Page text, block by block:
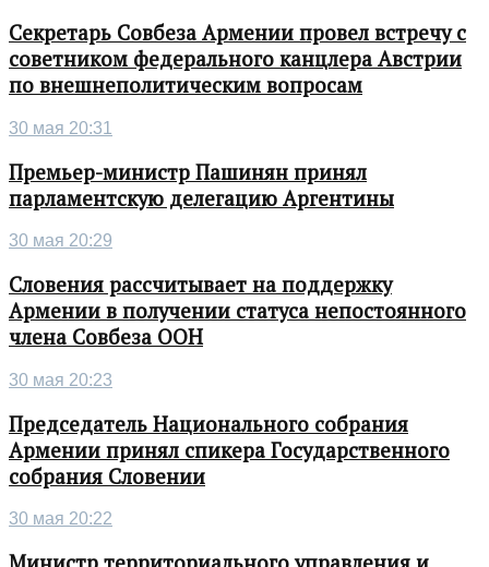
Секретарь Совбеза Армении провел встречу с
советником федерального канцлера Австрии
по внешнеполитическим вопросам
30 мая 20:31
Премьер-министр Пашинян принял
парламентскую делегацию Аргентины
30 мая 20:29
Словения рассчитывает на поддержку
Армении в получении статуса непостоянного
члена Совбеза ООН
30 мая 20:23
Председатель Национального собрания
Армении принял спикера Государственного
собрания Словении
30 мая 20:22